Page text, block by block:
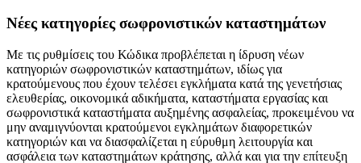
Νέες κατηγορίες σωφρονιστικών καταστημάτων
Mε τις ρυθμίσεις του Κώδικα προβλέπεται η ίδρυση νέων
κατηγοριών σωφρονιστικών καταστημάτων, ιδίως για
κρατούμενους που έχουν τελέσει εγκλήματα κατά της γενετήσιας
ελευθερίας, οικονομικά αδικήματα, καταστήματα εργασίας και
σωφρονιστικά καταστήματα αυξημένης ασφαλείας, προκειμένου να
μην αναμιγνύονται κρατούμενοι εγκλημάτων διαφορετικών
κατηγοριών και να διασφαλίζεται η εύρυθμη λειτουργία και
ασφάλεια των καταστημάτων κράτησης, αλλά και για την επίτευξη